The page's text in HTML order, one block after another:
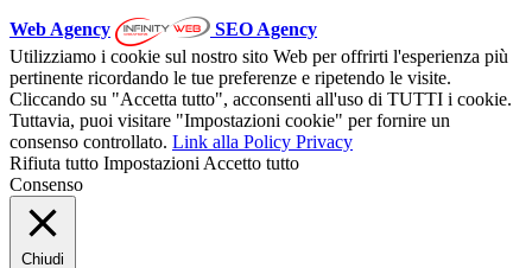
Web Agency
SEO Agency
Utilizziamo i cookie sul nostro sito Web per offrirti l'esperienza più
pertinente ricordando le tue preferenze e ripetendo le visite.
Cliccando su "Accetta tutto", acconsenti all'uso di TUTTI i cookie.
Tuttavia, puoi visitare "Impostazioni cookie" per fornire un
consenso controllato. Link alla Policy Privacy
Rifiuta tutto Impostazioni Accetto tutto
Consenso
Chiudi